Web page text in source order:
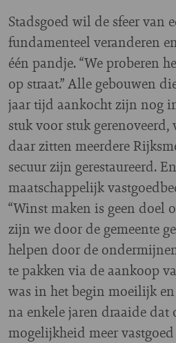
Stadsgoed wil de sfeer van
fundamenteel veranderen
één pandje. “We proberen
op straat.” Alle gebouwen
jaar tijd aankocht zijn nog
stuk voor stuk
daar zitten meerdere
secuur zijn gerestaureerd.
maatschappelijk
“Winst maken is geen doel
zijn we door de gemeente
helpen door de
te pakken via de aankoop
was in het begin moeilijk
na enkele jaren draaide dat
mogelijkheid meer vastgoed